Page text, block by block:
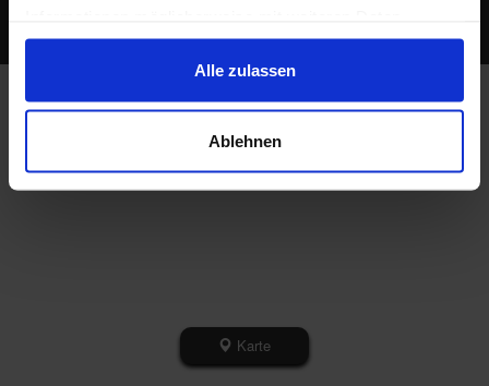
zusammen, die Du ihnen bereitgestellt hast oder die sie
im Rahmen Deiner Nutzung der Dienste gesammelt
haben.
Alle zulassen
Ablehnen
Karte